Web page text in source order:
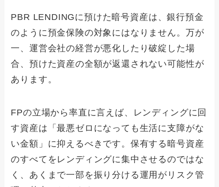
PBR LENDINGに預けた暗号資産は、銀行預金
のように預金保険の対象にはなりません。万が
一、運営会社の経営が悪化したり破綻した場
合、預けた資産の全額が返還されない可能性が
あります。
FPの立場から率直に言えば、レンディングに回
す資産は「最悪ゼロになっても生活に支障がな
い金額」に抑えるべきです。保有する暗号資産
のすべてをレンディングに集中させるのではな
く、あくまで一部を振り分ける運用がリスク管